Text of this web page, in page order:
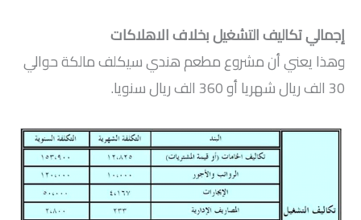
إجمالي تكاليف التشغيل بخلاف الاهلاكات
وهذا يعني أن مشروع مطعم هندي سيكلف مالكة حوالي
30 الف ريال شهريا أو 360 الف ريال سنويا.